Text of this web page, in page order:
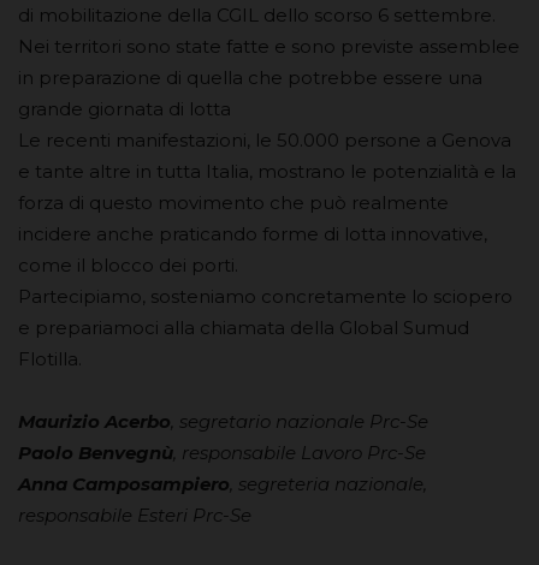
di mobilitazione della CGIL dello scorso 6 settembre.
Nei territori sono state fatte e sono previste assemblee
in preparazione di quella che potrebbe essere una
grande giornata di lotta
Le recenti manifestazioni, le 50.000 persone a Genova
e tante altre in tutta Italia, mostrano le potenzialità e la
forza di questo movimento che può realmente
incidere anche praticando forme di lotta innovative,
come il blocco dei porti.
Partecipiamo, sosteniamo concretamente lo sciopero
e prepariamoci alla chiamata della Global Sumud
Flotilla.
Maurizio Acerbo , segretario nazionale Prc-Se
Paolo Benvegnù , responsabile Lavoro Prc-Se
Anna Camposampiero , segreteria nazionale,
responsabile Esteri Prc-Se